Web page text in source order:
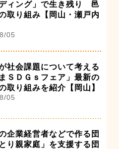
ディング」で生き残り 邑
取り組み【岡山・瀬戸内
05
社会課題について考える
ＳＤＧｓフェア」最新の
取り組みを紹介【岡山】
05
企業経営者などで作る団
り親家庭」を支援する団